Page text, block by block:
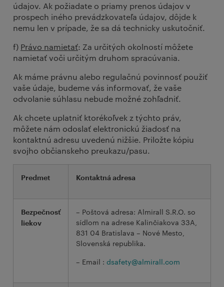
údajov. Ak požiadate o priamy prenos údajov v
prospech iného prevádzkovateľa údajov, dôjde k
nemu len v prípade, že sa dá technicky uskutočniť.
f) Právo namietať: Za určitých okolností môžete
namietať voči určitým druhom spracúvania.
Ak máme právnu alebo regulačnú povinnosť použiť
vaše údaje, budeme vás informovať, že vaše
odvolanie súhlasu nebude možné zohľadniť.
Ak chcete uplatniť ktorékoľvek z týchto práv,
môžete nám odoslať elektronickú žiadosť na
kontaktnú adresu uvedenú nižšie. Priložte kópiu
svojho občianskeho preukazu/pasu.
Predmet Kontaktná adresa
Bezpečnosť
liekov
– Poštová adresa: Almirall S.R.O. so
sídlom na adrese Kalinčiakova 33A,
831 04 Bratislava – Nové Mesto,
Slovenská republika.
– Email : dsafety@almirall.com